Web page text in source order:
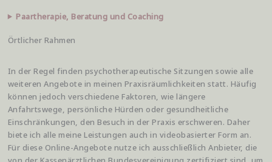
Paartherapie, Beratung und Coaching
Örtlicher Rahmen
In der Regel finden psychotherapeutische Sitzungen sowie alle
weiteren Angebote in meinen Praxisräumlichkeiten statt. Häufig
können jedoch verschiedene Faktoren, wie längere
Anfahrtswege, persönliche Hürden oder gesundheitliche
Einschränkungen, den Besuch in der Praxis erschweren. Daher
biete ich alle meine Leistungen auch in videobasierter Form an.
Für diese Online-Angebote nutze ich ausschließlich Anbieter, die